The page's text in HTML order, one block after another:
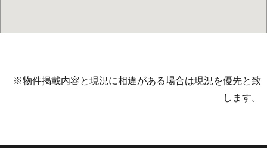
※物件掲載内容と現況に相違がある場合は現況を優先と致
します。